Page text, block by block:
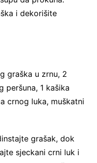
i dekorišite
graška u zrnu, 2
peršuna, 1 kašika
crnog luka, muškatni
grašak, dok
sjeckani crni luk i